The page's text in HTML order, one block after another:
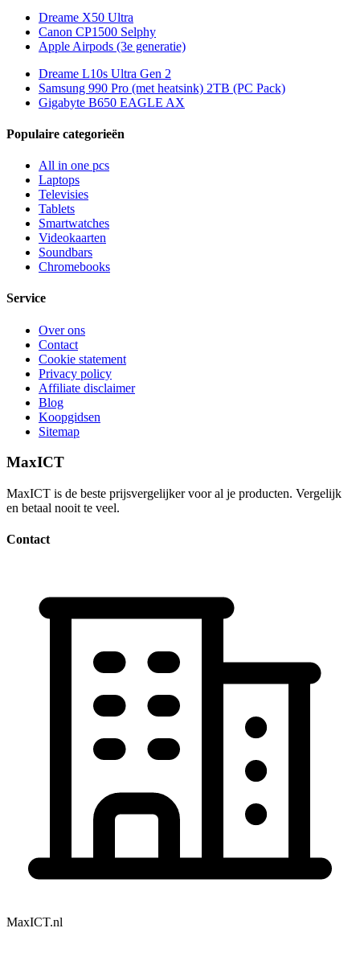
Dreame X50 Ultra
Canon CP1500 Selphy
Apple Airpods (3e generatie)
Dreame L10s Ultra Gen 2
Samsung 990 Pro (met heatsink) 2TB (PC Pack)
Gigabyte B650 EAGLE AX
Populaire categorieën
All in one pcs
Laptops
Televisies
Tablets
Smartwatches
Videokaarten
Soundbars
Chromebooks
Service
Over ons
Contact
Cookie statement
Privacy policy
Affiliate disclaimer
Blog
Koopgidsen
Sitemap
MaxICT
MaxICT is de beste prijsvergelijker voor al je producten. Vergelijk
en betaal nooit te veel.
Contact
MaxICT.nl